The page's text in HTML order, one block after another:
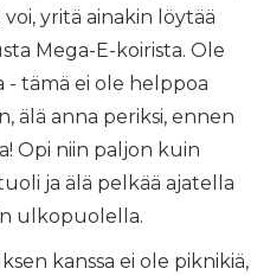
yritä ainakin löytää
Mega-E-koirista. Ole
- tämä ei ole helppoa
älä anna periksi, ennen
Opi niin paljon kuin
ja älä pelkää ajatella
ulkopuolella.
kanssa ei ole piknikiä,